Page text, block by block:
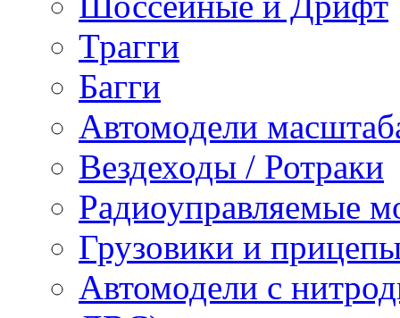
Трагги
Багги
Автомодели
Вездеходы / Ротраки
Радиоуправляемые
Грузовики и
Автомодели с